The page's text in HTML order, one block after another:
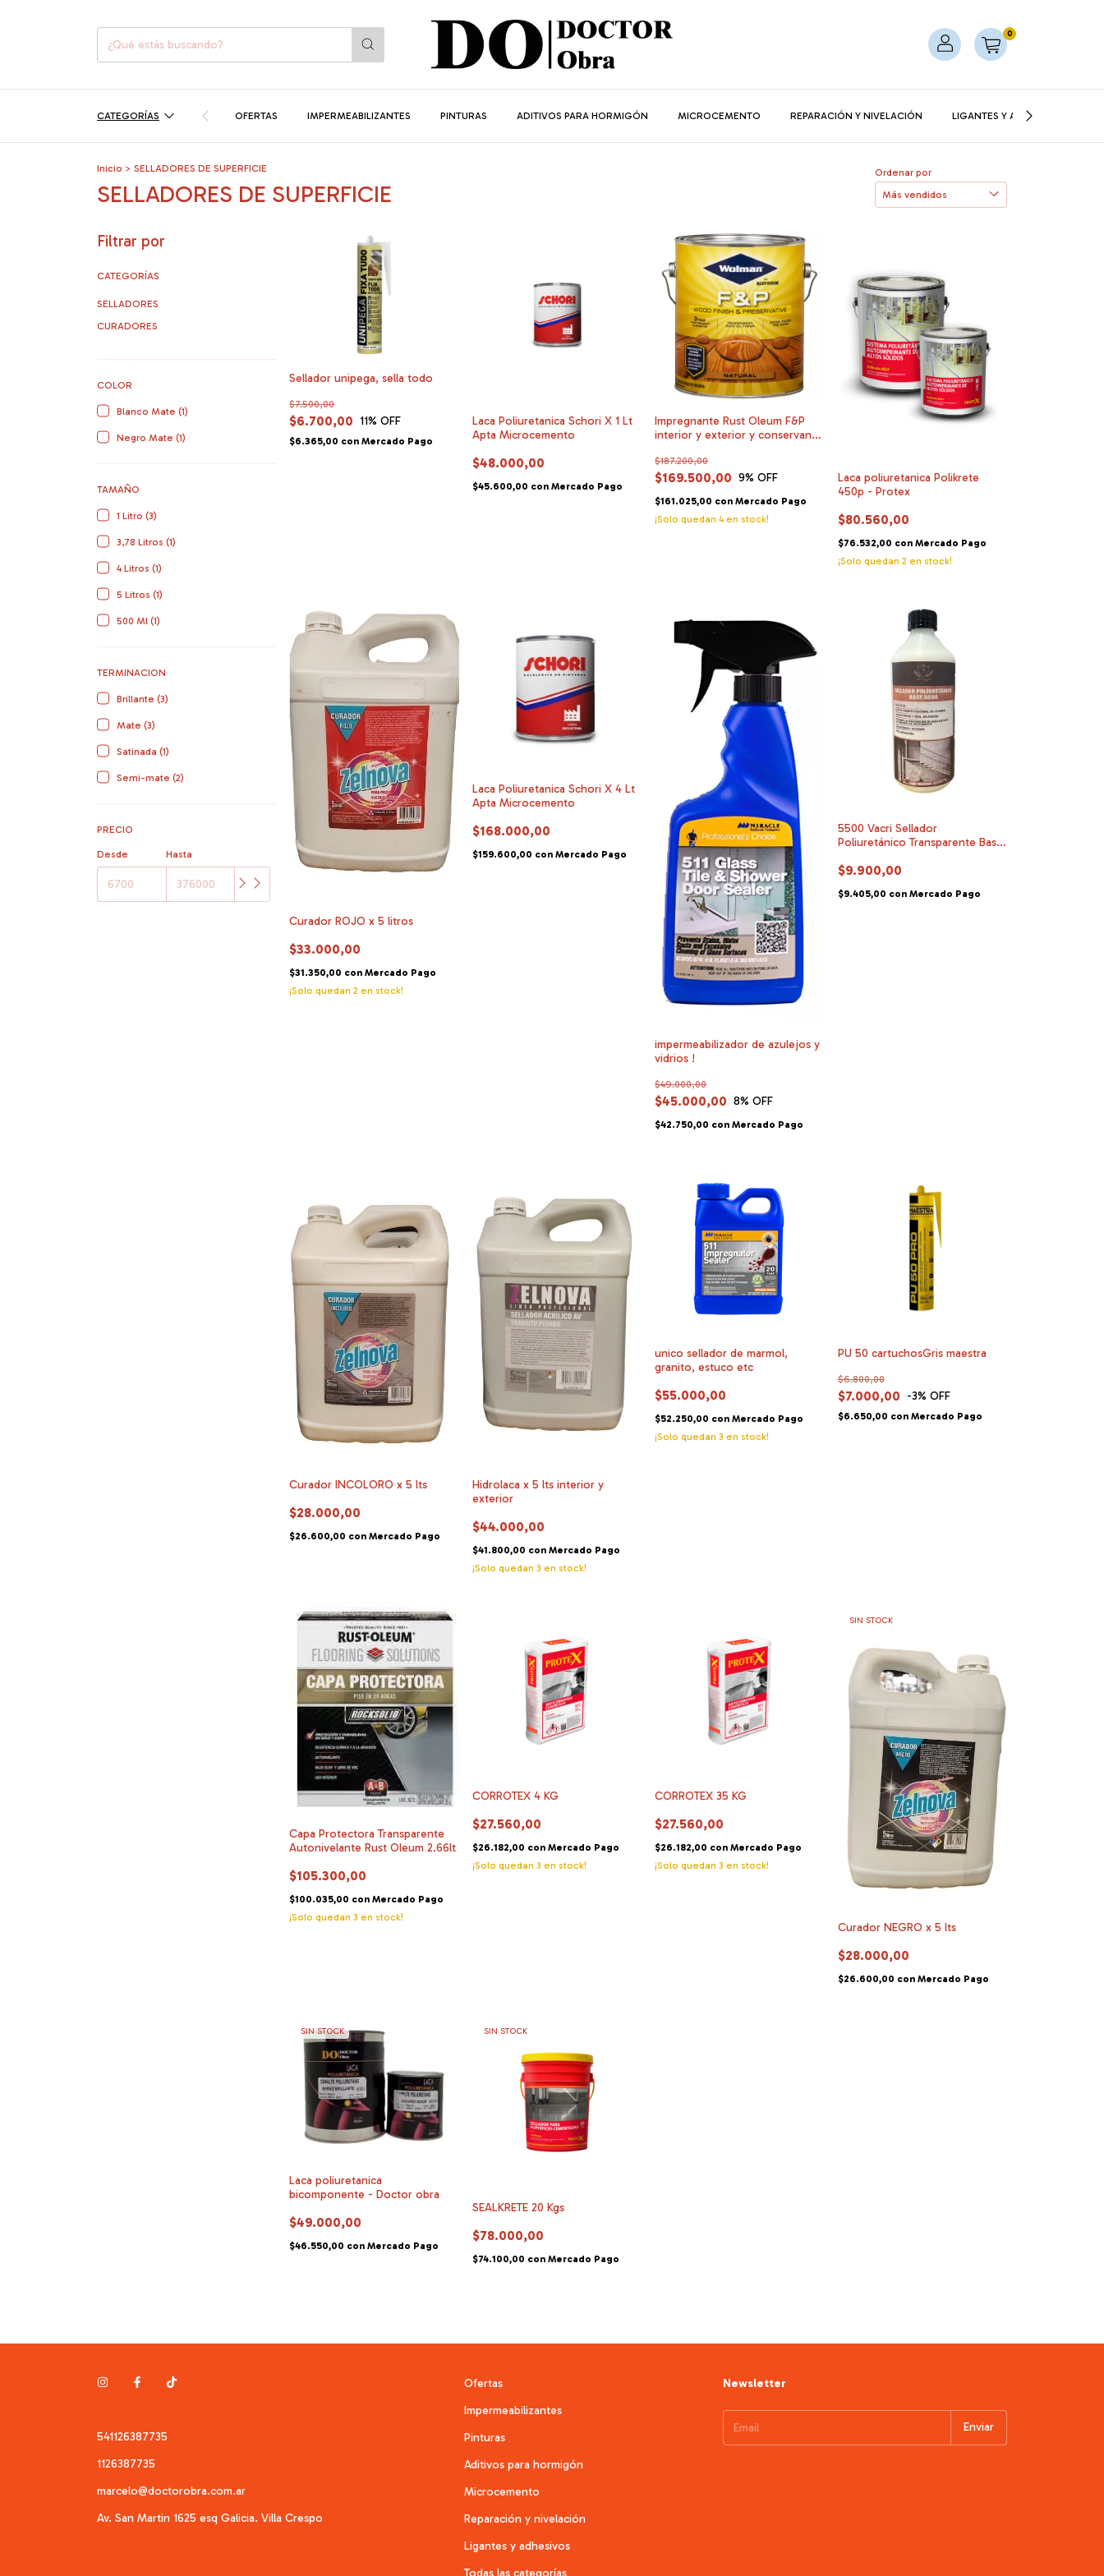
0
CATEGORÍAS OFERTAS IMPERMEABILIZANTES PINTURAS ADITIVOS PARA HORMIGÓN MICROCEMENTO REPARACIÓN Y NIVELACIÓN LIGANTES Y ADHESIVOS
Inicio > SELLADORES DE SUPERFICIE
SELLADORES DE SUPERFICIE
Ordenar por
Filtrar por
CATEGORÍAS
SELLADORES
CURADORES
COLOR
Blanco Mate (1)
Negro Mate (1)
TAMAÑO
1 Litro (3)
3,78 Litros (1)
4 Litros (1)
5 Litros (1)
500 Ml (1)
TERMINACION
Brillante (3)
Mate (3)
Satinada (1)
Semi-mate (2)
PRECIO
Desde Hasta
Sellador unipega, sella todo
$6.700,00
$7.500,00
11% OFF
$6.365,00 con Mercado Pago
Laca Poliuretanica Schori X 1 Lt
Apta Microcemento
$48.000,00
$45.600,00 con Mercado Pago
Impregnante Rust Oleum F&P
interior y exterior y conservante
$169.500,00
$187.200,00
9% OFF
$161.025,00 con Mercado Pago
¡Solo quedan4en stock!
Laca poliuretanica Polikrete
450p - Protex
$80.560,00
$76.532,00 con Mercado Pago
¡Solo quedan 2 en stock!
Curador ROJO x 5 litros
$33.000,00
$31.350,00 con Mercado Pago
¡Solo quedan2 en stock!
Laca Poliuretanica Schori X 4 Lt
Apta Microcemento
$168.000,00
$159.600,00 con Mercado Pago
impermeabilizador de azulejos y
vidrios !
$45.000,00
$49.000,00
8% OFF
$42.750,00 con Mercado Pago
5500 Vacri Sellador
Poliuretánico Transparente Base
$9.900,00
$9.405,00 con Mercado Pago
Curador INCOLORO x 5 lts
$28.000,00
$26.600,00 con Mercado Pago
Hidrolaca x 5 lts interior y
exterior
$44.000,00
$41.800,00 con Mercado Pago
¡Solo quedan 3 en stock!
unico sellador de marmol,
granito, estuco etc
$55.000,00
$52.250,00 con Mercado Pago
¡Solo quedan3 en stock!
PU 50 cartuchosGris maestra
$7.000,00
$6.800,00
-3% OFF
$6.650,00 con Mercado Pago
Capa Protectora Transparente
Autonivelante Rust Oleum 2.66lt
$105.300,00
$100.035,00 con Mercado Pago
¡Solo quedan3 en stock!
CORROTEX 4 KG
$27.560,00
$26.182,00 con Mercado Pago
¡Solo quedan 3 en stock!
CORROTEX 35 KG
$27.560,00
$26.182,00 con Mercado Pago
¡Solo quedan3 en stock!
SIN STOCK
Curador NEGRO x 5 lts
$28.000,00
$26.600,00 con Mercado Pago
SIN STOCK
Laca poliuretanica
bicomponente - Doctor obra
$49.000,00
$46.550,00 con Mercado Pago
SIN STOCK
SEALKRETE 20 Kgs
$78.000,00
$74.100,00 con Mercado Pago
541126387735
1126387735
marcelo@doctorobra.com.ar
Av. San Martin 1625 esq Galicia. Villa Crespo
Ofertas
Impermeabilizantes
Pinturas
Aditivos para hormigón
Microcemento
Reparación y nivelación
Ligantes y adhesivos
Todas las categorías
Newsletter